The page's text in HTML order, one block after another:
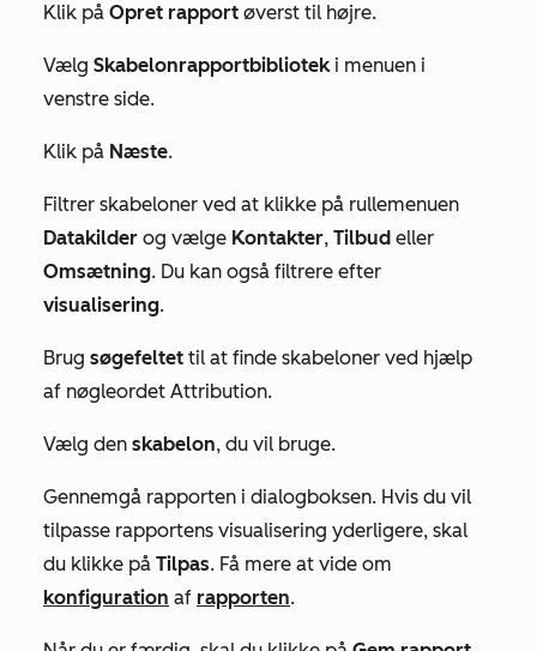
Klik på Opret rapport øverst til højre.
Vælg Skabelonrapportbiblioteki menuen i
venstre side.
Klik på Næste.
Filtrer skabeloner ved at klikke på rullemenuen
Datakilder og vælge Kontakter, Tilbud eller
Omsætning. Du kan også filtrere efter
visualisering.
Brug søgefeltet til at finde skabeloner ved hjælp
af nøgleordet Attribution.
Vælg den skabelon, du vil bruge.
Gennemgå rapporten i dialogboksen. Hvis du vil
tilpasse rapportens visualisering yderligere, skal
du klikke på Tilpas. Få mere at vide om
konfiguration af rapporten.